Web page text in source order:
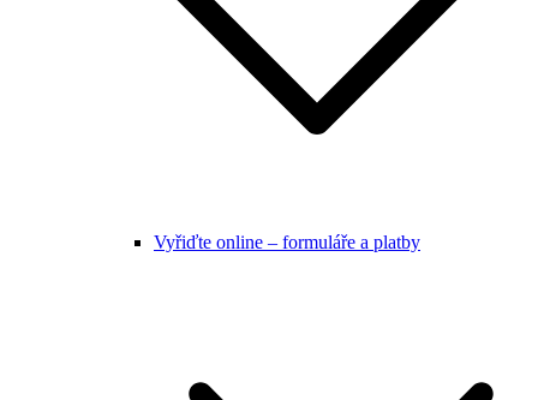
Vyřiďte online – formuláře a platby